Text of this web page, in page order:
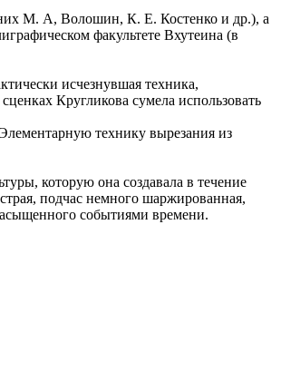
М. А, Волошин, К. Е. Костенко и др.), а
факультете Вхутеина (в
исчезнувшая техника,
Кругликова сумела использовать
технику вырезания из
которую она создавала в течение
подчас немного шаржированная,
событиями времени.